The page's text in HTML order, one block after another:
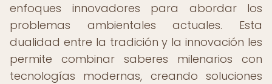
enfoques innovadores para abordar los
problemas ambientales actuales. Esta
dualidad entre la tradición y la innovación les
permite combinar saberes milenarios con
tecnologías modernas, creando soluciones